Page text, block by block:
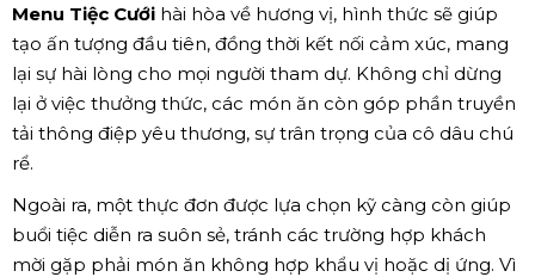
Menu Tiệc Cưới hài hòa về hương vị, hình thức sẽ giúp
tạo ấn tượng đầu tiên, đồng thời kết nối cảm xúc, mang
lại sự hài lòng cho mọi người tham dự. Không chỉ dừng
lại ở việc thưởng thức, các món ăn còn góp phần truyền
tải thông điệp yêu thương, sự trân trọng của cô dâu chú
rể.
Ngoài ra, một thực đơn được lựa chọn kỹ càng còn giúp
buổi tiệc diễn ra suôn sẻ, tránh các trường hợp khách
mời gặp phải món ăn không hợp khẩu vị hoặc dị ứng. Vì